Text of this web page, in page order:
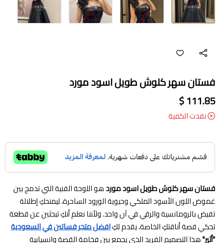
فستان سهر كلوش طويل اسود مورد
111.85 $
نفدت الكمية
فستان سهر كلوش طويل اسود موردهو اللوحة الفنية التي تدمج بين
غموض اللون الأسود الملكي وحيوية الورود الساحرة، ليمنحكِ إطلالة
تفيض بالرومانسية والرقي في آن واحد. ولأننا نعلم أنكِ تبحثين عن قطعة
تحكي قصة أناقتكِ الخاصة، يقدم لكِافضل متجر فساتين في السعودية
"أثير"هذا التصميم الفريد الذي يجمع بين فخامة القصة وانسيابية